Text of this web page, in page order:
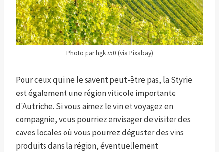
Photo par hgk750 (via Pixabay)
Pour ceux qui ne le savent peut-être pas, la Styrie
est également une région viticole importante
d’Autriche. Si vous aimez le vin et voyagez en
compagnie, vous pourriez envisager de visiter des
caves locales où vous pourrez déguster des vins
produits dans la région, éventuellement